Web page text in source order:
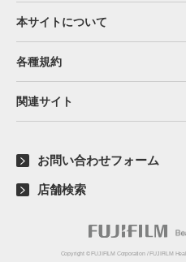
本サイトについて
各種規約
関連サイト
お問い合わせフォーム
店舗検索
Copyright © FUJIFILM Corporation / FUJIFILM